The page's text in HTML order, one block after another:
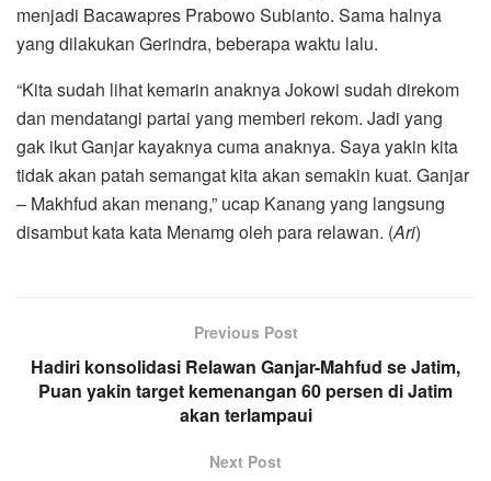
menjadi Bacawapres Prabowo Subianto. Sama halnya
yang dilakukan Gerindra, beberapa waktu lalu.
“Kita sudah lihat kemarin anaknya Jokowi sudah direkom
dan mendatangi partai yang memberi rekom. Jadi yang
gak ikut Ganjar kayaknya cuma anaknya. Saya yakin kita
tidak akan patah semangat kita akan semakin kuat. Ganjar
– Makhfud akan menang,” ucap Kanang yang langsung
disambut kata kata Menamg oleh para relawan. (Ari)
Previous Post
Hadiri konsolidasi Relawan Ganjar-Mahfud se Jatim,
Puan yakin target kemenangan 60 persen di Jatim
akan terlampaui
Next Post